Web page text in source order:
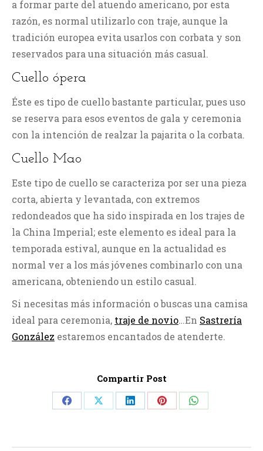
a formar parte del atuendo americano, por esta
razón, es normal utilizarlo con traje, aunque la
tradición europea evita usarlos con corbata y son
reservados para una situación más casual.
Cuello ópera
Éste es tipo de cuello bastante particular, pues uso
se reserva para esos eventos de gala y ceremonia
con la intención de realzar la pajarita o la corbata.
Cuello Mao
Este tipo de cuello se caracteriza por ser una pieza
corta, abierta y levantada, con extremos
redondeados que ha sido inspirada en los trajes de
la China Imperial; este elemento es ideal para la
temporada estival, aunque en la actualidad es
normal ver a los más jóvenes combinarlo con una
americana, obteniendo un estilo casual.
Si necesitas más información o buscas una camisa
ideal para ceremonia, traje de novio…En Sastrería
González estaremos encantados de atenderte.
Compartir Post
Share Share Share Share Share